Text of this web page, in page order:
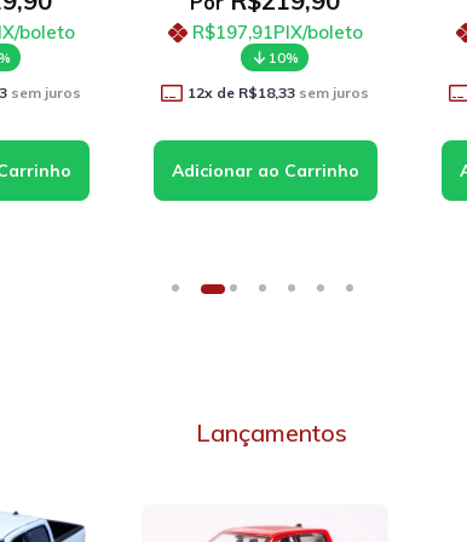
boleto
sem juros
R$197,91PIX/boleto
10%
12x de R$18,33 sem juros
Lançamentos